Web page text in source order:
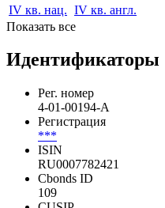
IV кв. нац. IV кв. англ.
Показать все
Идентификаторы
Рег. номер
4-01-00194-A
Регистрация
***
ISIN
RU0007782421
Cbonds ID
109